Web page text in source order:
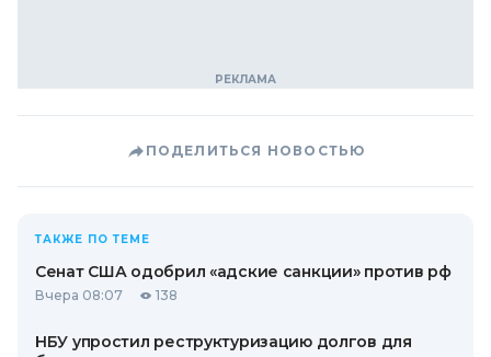
ПОДЕЛИТЬСЯ НОВОСТЬЮ
ТАКЖЕ ПО ТЕМЕ
Сенат США одобрил «адские санкции» против рф
Вчера 08:07 138
НБУ упростил реструктуризацию долгов для